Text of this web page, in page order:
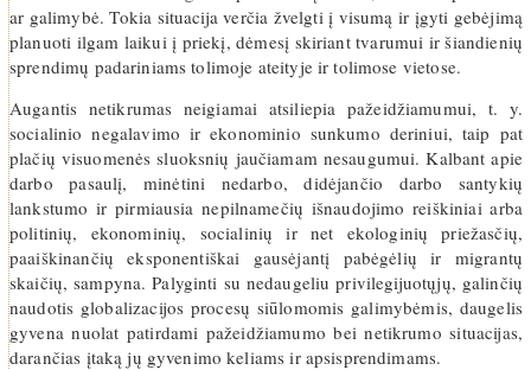
ar galimybė. Tokia situacija verčia žvelgti į visumą ir įgyti gebėjimą
planuoti ilgam laikui į priekį, dėmesį skiriant tvarumui ir šiandienių
sprendimų padariniams tolimoje ateityje ir tolimose vietose.
Augantis netikrumas neigiamai atsiliepia pažeidžiamumui, t. y.
socialinio negalavimo ir ekonominio sunkumo deriniui, taip pat
plačių visuomenės sluoksnių jaučiamam nesaugumui. Kalbant apie
darbo pasaulį, minėtini nedarbo, didėjančio darbo santykių
lankstumo ir pirmiausia nepilnamečių išnaudojimo reiškiniai arba
politinių, ekonominių, socialinių ir net ekologinių priežasčių,
paaiškinančių eksponentiškai gausėjantį pabėgėlių ir migrantų
skaičių, sampyna. Palyginti su nedaugeliu privilegijuotųjų, galinčių
naudotis globalizacijos procesų siūlomomis galimybėmis, daugelis
gyvena nuolat patirdami pažeidžiamumo bei netikrumo situacijas,
darančias įtaką jų gyvenimo keliams ir apsisprendimams.